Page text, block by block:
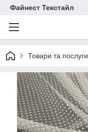
Файнест Текстайл
Товари та послуги